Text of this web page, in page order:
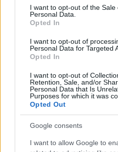
consent section.
I want to opt-out of the Sale
Personal Data.
Opted In
I want to opt-out of
Personal Data for Targeted
Opted In
I want to opt-out of
Retention, Sale, and/or
Personal Data that Is
Purposes for which it was
Opted Out
Google consents
I want to allow Google to
-